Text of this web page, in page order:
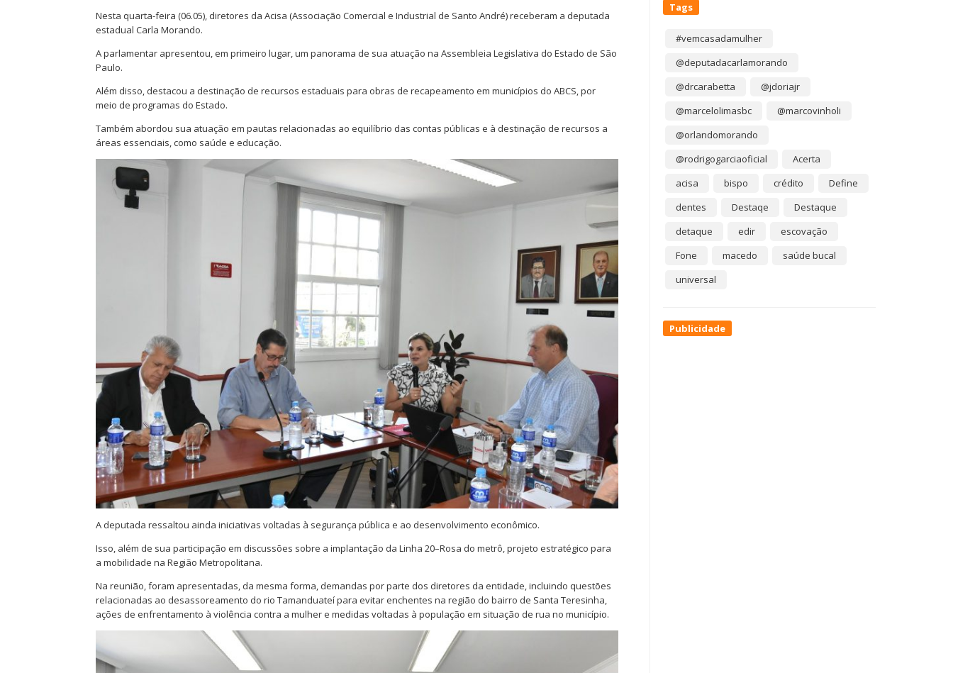
Nesta quarta-feira (06.05), diretores da Acisa (Associação Comercial e Industrial de Santo André) receberam a deputada
estadual Carla Morando.
A parlamentar apresentou, em primeiro lugar, um panorama de sua atuação na Assembleia Legislativa do Estado de São
Paulo.
Além disso, destacou a destinação de recursos estaduais para obras de recapeamento em municípios do ABCS, por
meio de programas do Estado.
Também abordou sua atuação em pautas relacionadas ao equilíbrio das contas públicas e à destinação de recursos a
áreas essenciais, como saúde e educação.
A deputada ressaltou ainda iniciativas voltadas à segurança pública e ao desenvolvimento econômico.
Isso, além de sua participação em discussões sobre a implantação da Linha 20–Rosa do metrô, projeto estratégico para
a mobilidade na Região Metropolitana.
Na reunião, foram apresentadas, da mesma forma, demandas por parte dos diretores da entidade, incluindo questões
relacionadas ao desassoreamento do rio Tamanduateí para evitar enchentes na região do bairro de Santa Teresinha,
ações de enfrentamento à violência contra a mulher e medidas voltadas à população em situação de rua no município.
Tags
#vemcasadamulher
@deputadacarlamorando
@drcarabetta
@jdoriajr
@marcelolimasbc
@marcovinholi
@orlandomorando
@rodrigogarciaoficial
Acerta
acisa
bispo crédito
Define
dentes
Destaqe
Destaque
detaque
edir
escovação
Fone
macedo
saúde bucal
universal
Publicidade